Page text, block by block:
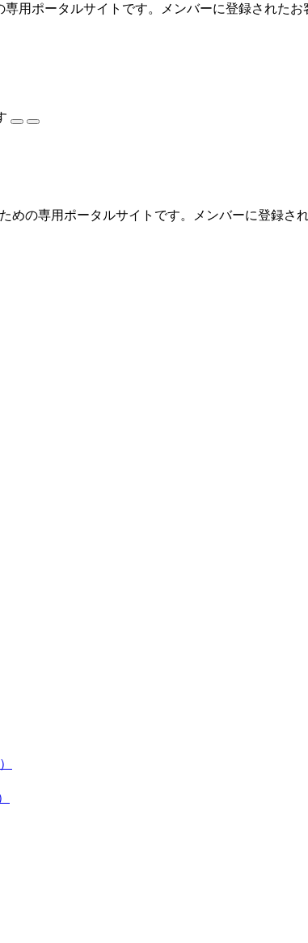
専用ポータルサイトです。メンバーに登録された
めの専用ポータルサイトです。メンバーに登録